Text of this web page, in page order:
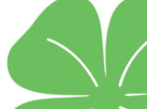
roest- en anti-corrosiewerking
vermogen
en luchtafscheidende eigenschappen
van kunststofafdichtingen
voor goede prestaties bij lage temperaturen
en nevelsmering